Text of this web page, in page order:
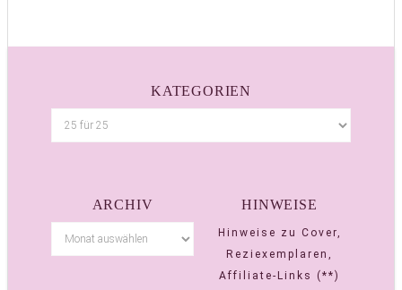
KATEGORIEN
ARCHIV HINWEISE
Hinweise zu Cover,
Reziexemplaren,
Affiliate-Links (**)